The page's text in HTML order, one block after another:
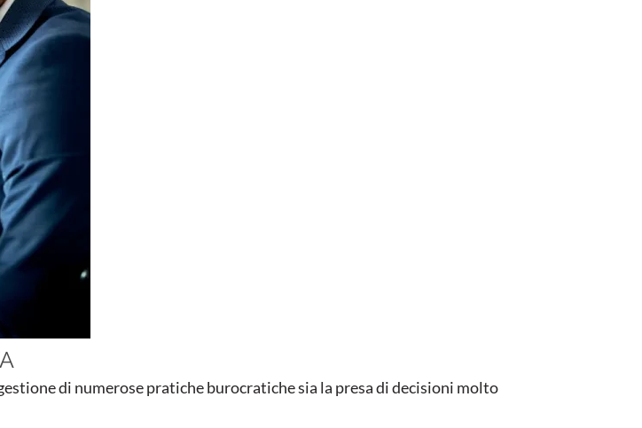
di numerose pratiche burocratiche sia la presa di decisioni molto